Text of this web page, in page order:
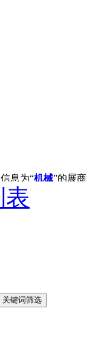
息为“机械”的展商
表